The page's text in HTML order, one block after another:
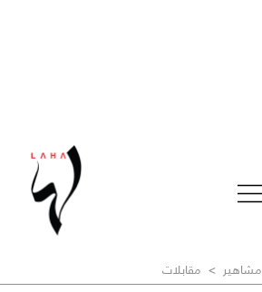
مشاهير > مقابلات